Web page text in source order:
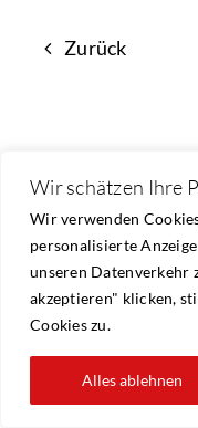
Wir schätzen Ihre
Wir verwenden
personalisierte
unseren Datenverkehr
akzeptieren" klicken,
Cookies zu.
Alles ablehnen
Zurück